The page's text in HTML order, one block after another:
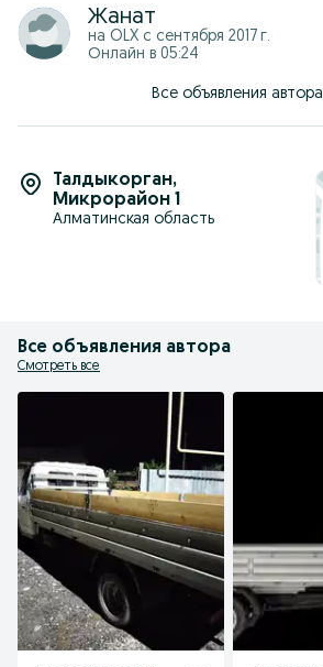
Жанат
на OLX с сентября 2017 г.
Онлайн в 05:24
Все объявления автора
Талдыкорган,
Микрорайон 1
Алматинская область
Все объявления автора
Смотреть все